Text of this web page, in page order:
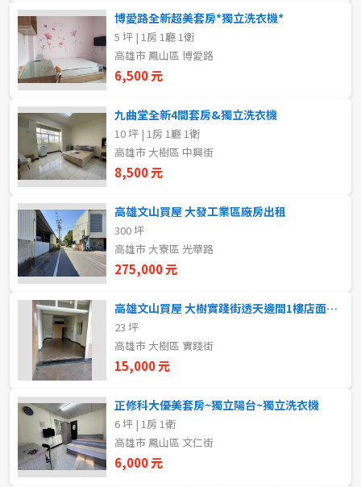
苗栗縣
彰化縣
南投縣
雲林縣
嘉義市
嘉義縣
台南市
高雄市
台東縣
雅房 其他住宅 店面
辦公 住辦 廠房
坪數
不拘
20~30 坪
40~50 坪
60~70 坪 70~80 坪
80坪以上
~ 坪
樓層
博愛路全新超美套房*獨立洗衣機*
5 坪 | 1房 1廳 1衛
高雄市 鳳山區 博愛路
6,500 元
九曲堂全新4間套房&獨立洗衣機
10 坪 | 1房 1廳 1衛
高雄市 大樹區 中興街
8,500 元
高雄文山買屋 大發工業區廠房出租
300 坪
高雄市 大寮區 光華路
275,000 元
高雄文山買屋 大樹實踐街透天邊間1樓店面出租
23 坪
高雄市 大樹區 實踐街
15,000 元
正修科大優美套房~獨立陽台~獨立洗衣機
6 坪 | 1房 1衛
高雄市 鳳山區 文仁街
6,000 元